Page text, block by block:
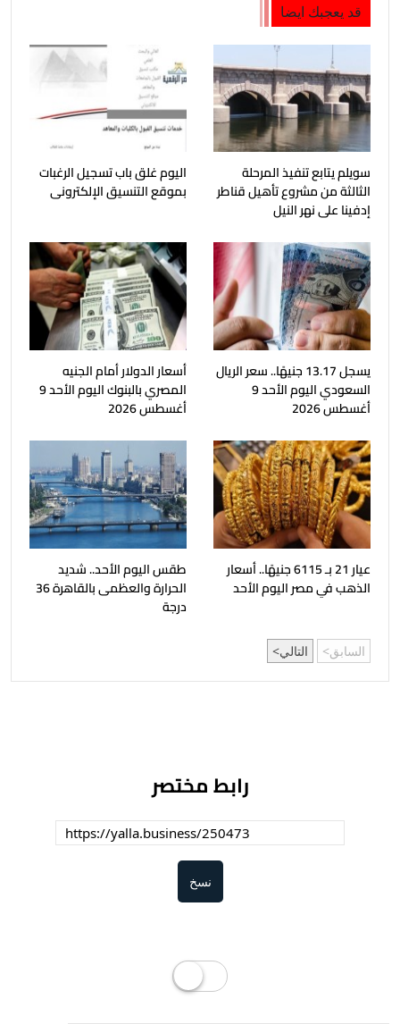
قد يعجبك ايضا
سويلم يتابع تنفيذ المرحلة
الثالثة من مشروع تأهيل قناطر
إدفينا على نهر النيل
اليوم غلق باب تسجيل الرغبات
بموقع التنسيق الإلكترونى
يسجل 13.17 جنيهًا.. سعر الريال
السعودي اليوم الأحد 9
أغسطس 2026
أسعار الدولار أمام الجنيه
المصري بالبنوك اليوم الأحد 9
أغسطس 2026
عيار 21 بـ 6115 جنيهًا.. أسعار
الذهب في مصر اليوم الأحد
طقس اليوم الأحد.. شديد
الحرارة والعظمى بالقاهرة 36
درجة
السابق التالي
رابط مختصر
نسخ